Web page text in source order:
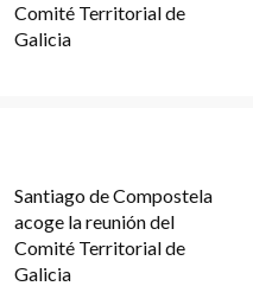
Comité Territorial de
Galicia
Santiago de Compostela
acoge la reunión del
Comité Territorial de
Galicia